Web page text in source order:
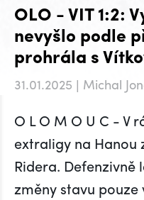
OLO - VIT 1:2:
nevyšlo podle
prohrála s
31.01.2025 | Michal
O L O M O U C - V
extraligy na Hanou
Ridera. Defenzivně
změny stavu